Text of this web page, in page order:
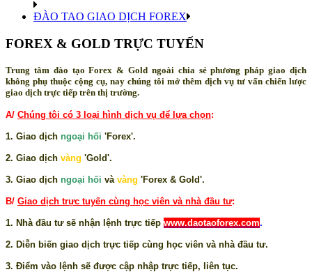
ĐÀO TAO GIAO DỊCH FOREX
FOREX & GOLD TRỰC TUYẾN
Trung tâm đào tạo Forex & Gold ngoài chia sẻ phương pháp giao dịch
không phụ thuộc cộng cụ, nay chúng tôi mở thêm dịch vụ tư vấn chiến lược
giao dịch trực tiếp trên thị trường.
A/ Chúng tôi có 3 loại hình dịch vụ để lựa chọn:
1. Giao dịch ngoại hối 'Forex'.
2. Giao dịch vàng 'Gold'.
3. Giao dịch ngoại hối và vàng 'Forex & Gold'.
B/ Giao dịch trực tuyến cùng học viên và nhà đầu tư:
1. Nhà đầu tư sẽ nhận lệnh trực tiếp www.daotaoforex.com.
2. Diễn biến giao dịch trực tiếp cùng học viên và nhà đầu tư.
3. Điểm vào lệnh sẽ được cập nhập trực tiếp, liên tục.